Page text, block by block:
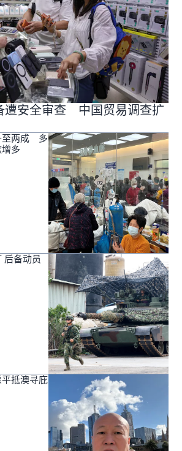
遭安全审查 中国贸易调查扩
至两成 多
多
抵澳寻庇